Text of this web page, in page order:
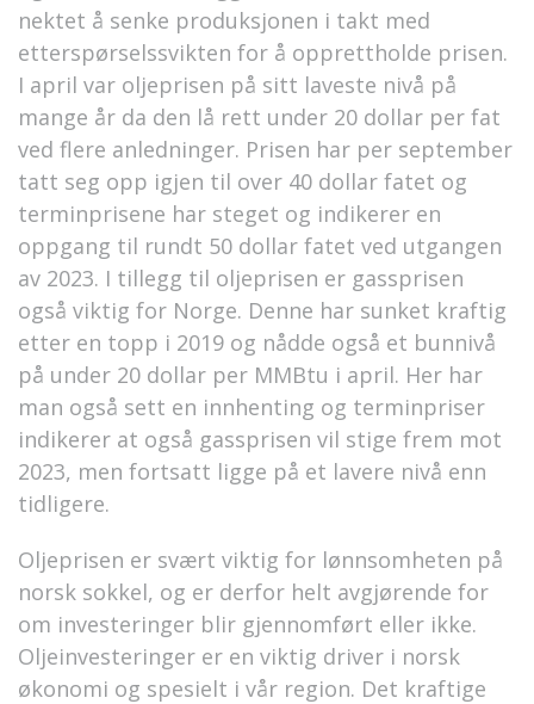
nektet å senke produksjonen i takt med
etterspørselssvikten for å opprettholde prisen.
I april var oljeprisen på sitt laveste nivå på
mange år da den lå rett under 20 dollar per fat
ved flere anledninger. Prisen har per september
tatt seg opp igjen til over 40 dollar fatet og
terminprisene har steget og indikerer en
oppgang til rundt 50 dollar fatet ved utgangen
av 2023. I tillegg til oljeprisen er gassprisen
også viktig for Norge. Denne har sunket kraftig
etter en topp i 2019 og nådde også et bunnivå
på under 20 dollar per MMBtu i april. Her har
man også sett en innhenting og terminpriser
indikerer at også gassprisen vil stige frem mot
2023, men fortsatt ligge på et lavere nivå enn
tidligere.
Oljeprisen er svært viktig for lønnsomheten på
norsk sokkel, og er derfor helt avgjørende for
om investeringer blir gjennomført eller ikke.
Oljeinvesteringer er en viktig driver i norsk
økonomi og spesielt i vår region. Det kraftige